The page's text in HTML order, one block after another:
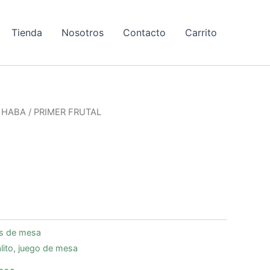
Tienda Nosotros Contacto Carrito
HABA / PRIMER FRUTAL
de mesa
, juego de mesa